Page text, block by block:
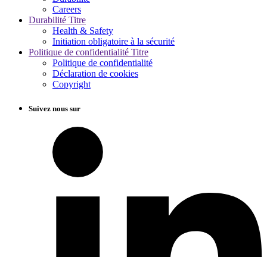
Careers
Durabilité Titre
Health & Safety
Initiation obligatoire à la sécurité
Politique de confidentialité Titre
Politique de confidentialité
Déclaration de cookies
Copyright
Suivez nous sur